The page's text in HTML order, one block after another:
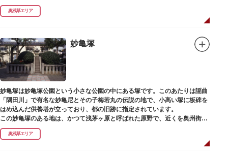
い掛け声とともに各町は活気にあふれます。
吉原弁財天は浅草名所七福神の一社・弁財天にあたり、七福神に関する授与
奥浅草エリア
妙亀塚
妙亀塚は妙亀塚公園という小さな公園の中にある塚です。このあたりは謡曲
「隅田川」で有名な妙亀尼とその子梅若丸の伝説の地で、小高い塚に板碑を
はめ込んだ供養塔が立っており、都の旧跡に指定されています。
この妙亀塚のある地は、かつて浅茅ヶ原と呼ばれた原野で、近くを奥州街道
が通じていました。妙亀塚は「梅若伝説」にちなんだ名称です。「梅若伝
説」とは平安時代、吉田少将惟房の子・梅若が、信夫藤太という人買いにさ
らわれ、都から奥州へつれて行かれる途中、重い病にかかりこの地に捨てら
奥浅草エリア